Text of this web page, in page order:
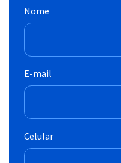
Nome
E-mail
Celular